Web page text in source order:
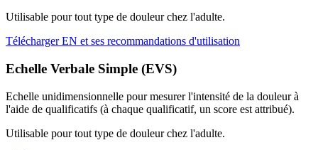
Utilisable pour tout type de douleur chez l'adulte.
Télécharger EN et ses recommandations d'utilisation
Echelle Verbale Simple (EVS)
Echelle unidimensionnelle pour mesurer l'intensité de la douleur à
l'aide de qualificatifs (à chaque qualificatif, un score est attribué).
Utilisable pour tout type de douleur chez l'adulte.